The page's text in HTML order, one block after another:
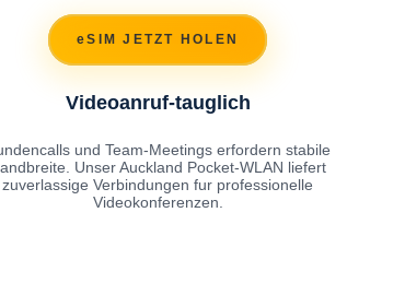
eSIM JETZT HOLEN
Videoanruf-tauglich
und Team-Meetings erfordern stabile
Unser Auckland Pocket-WLAN liefert
zuverlassige Verbindungen fur professionelle
Videokonferenzen.